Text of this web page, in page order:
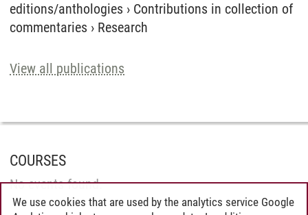
editions/anthologies › Contributions in collection of
commentaries › Research
View all publications
COURSES
No events found.
We use cookies that are used by the analytics service Google